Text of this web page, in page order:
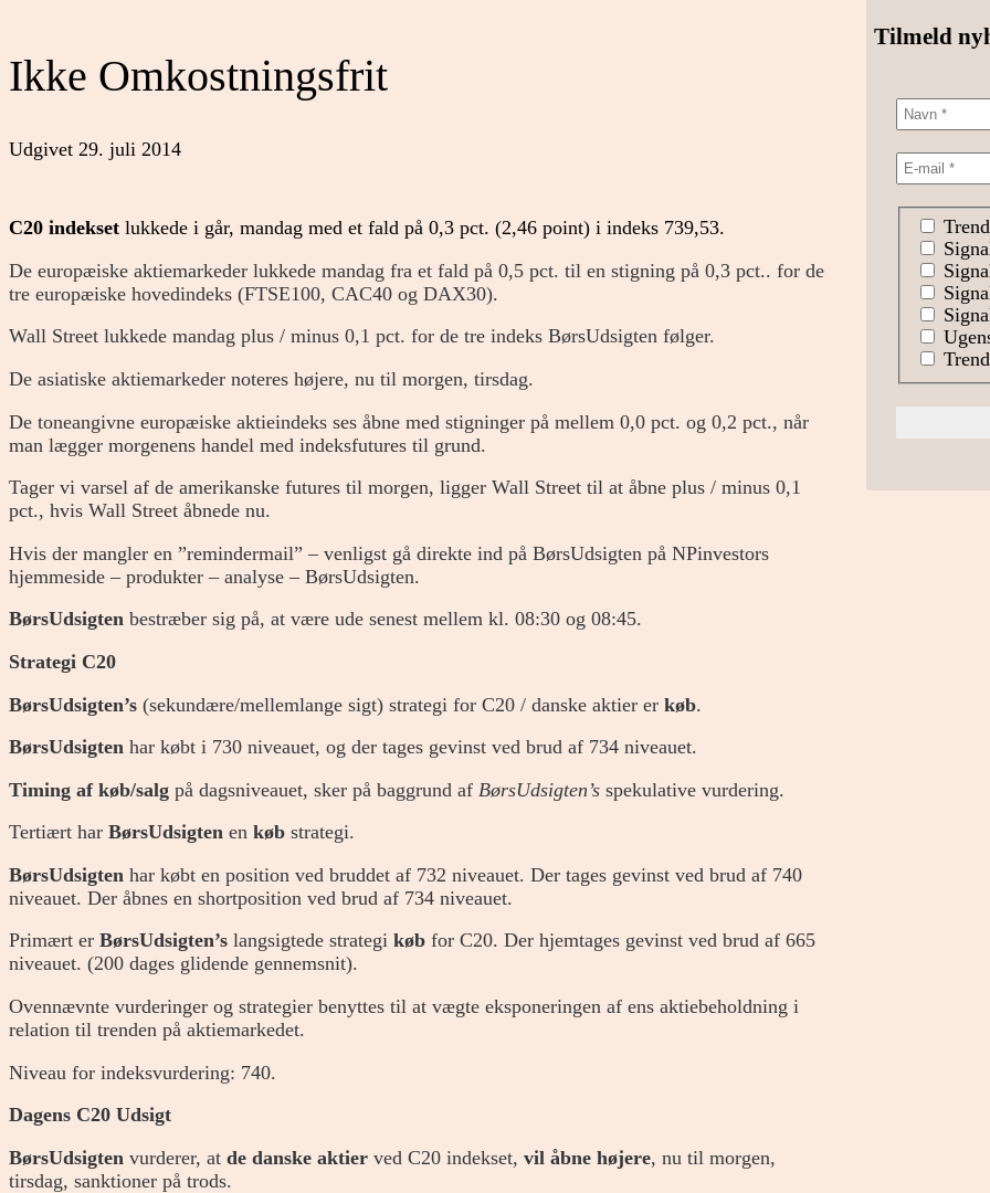
Ikke Omkostningsfrit
Udgivet 29. juli 2014
C20 indekset lukkede i går, mandag med et fald på 0,3 pct. (2,46 point) i indeks 739,53.
De europæiske aktiemarkeder lukkede mandag fra et fald på 0,5 pct. til en stigning på 0,3 pct.. for de
tre europæiske hovedindeks (FTSE100, CAC40 og DAX30).
Wall Street lukkede mandag plus / minus 0,1 pct. for de tre indeks BørsUdsigten følger.
De asiatiske aktiemarkeder noteres højere, nu til morgen, tirsdag.
De toneangivne europæiske aktieindeks ses åbne med stigninger på mellem 0,0 pct. og 0,2 pct., når
man lægger morgenens handel med indeksfutures til grund.
Tager vi varsel af de amerikanske futures til morgen, ligger Wall Street til at åbne plus / minus 0,1
pct., hvis Wall Street åbnede nu.
Hvis der mangler en ”remindermail” – venligst gå direkte ind på BørsUdsigten på NPinvestors
hjemmeside – produkter – analyse – BørsUdsigten.
BørsUdsigten bestræber sig på, at være ude senest mellem kl. 08:30 og 08:45.
Strategi C20
BørsUdsigten’s (sekundære/mellemlange sigt) strategi for C20 / danske aktier er køb.
BørsUdsigten har købt i 730 niveauet, og der tages gevinst ved brud af 734 niveauet.
Timing af køb/salg på dagsniveauet, sker på baggrund af BørsUdsigten’s spekulative vurdering.
Tertiært har BørsUdsigten en køb strategi.
BørsUdsigten har købt en position ved bruddet af 732 niveauet. Der tages gevinst ved brud af 740
niveauet. Der åbnes en shortposition ved brud af 734 niveauet.
Primært er BørsUdsigten’s langsigtede strategi køb for C20. Der hjemtages gevinst ved brud af 665
niveauet. (200 dages glidende gennemsnit).
Ovennævnte vurderinger og strategier benyttes til at vægte eksponeringen af ens aktiebeholdning i
relation til trenden på aktiemarkedet.
Niveau for indeksvurdering: 740.
Dagens C20 Udsigt
BørsUdsigten vurderer, at de danske aktier ved C20 indekset, vil åbne højere, nu til morgen,
tirsdag, sanktioner på trods.
Tilmeld